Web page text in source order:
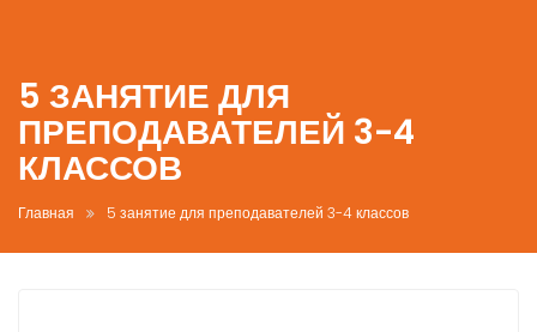
5 ЗАНЯТИЕ ДЛЯ
ПРЕПОДАВАТЕЛЕЙ 3-4
КЛАССОВ
Главная 5 занятие для преподавателей 3-4 классов